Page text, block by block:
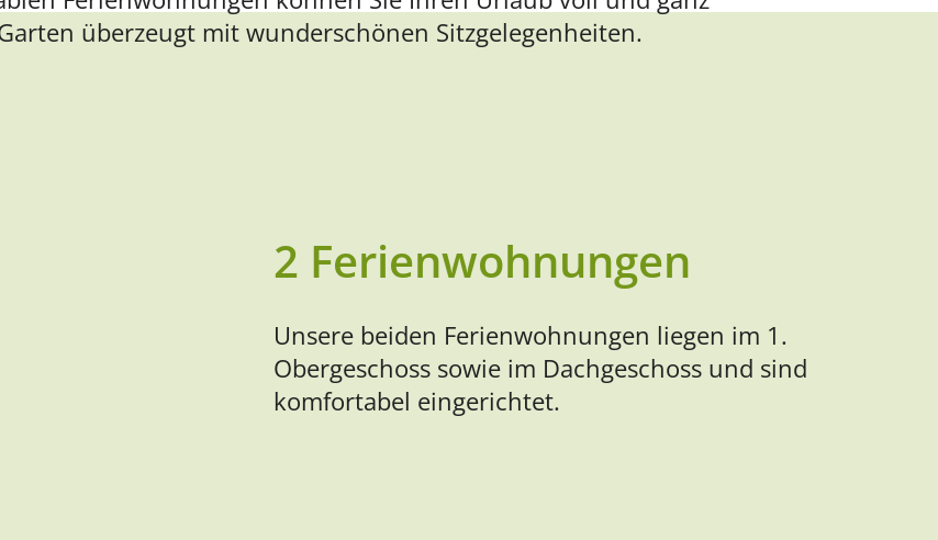
überzeugt mit wunderschönen Sitzgelegenheiten.
2 Ferienwohnungen
Unsere beiden Ferienwohnungen liegen im 1.
Obergeschoss sowie im Dachgeschoss und sind
komfortabel eingerichtet.